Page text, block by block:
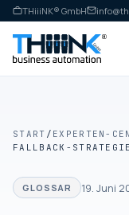
THiiiNK® GmbH
START / EXPERTEN-
GLOSSAR 19. Juni